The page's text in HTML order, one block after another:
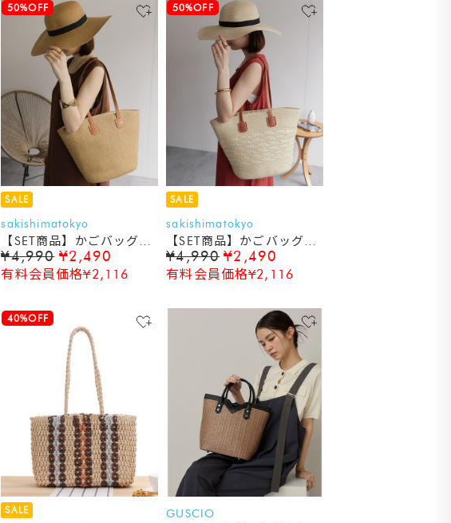
50%OFF
SALE
sakishimatokyo
【SET商品】かごバッグ＆
帽子セット/軽量
¥4,990 ¥2,490
有料会員価格¥2,116
50%OFF
SALE
sakishimatokyo
【SET商品】かごバッグ＆
帽子セット/軽量
¥4,990 ¥2,490
有料会員価格¥2,116
40%OFF
SALE GUSCIO